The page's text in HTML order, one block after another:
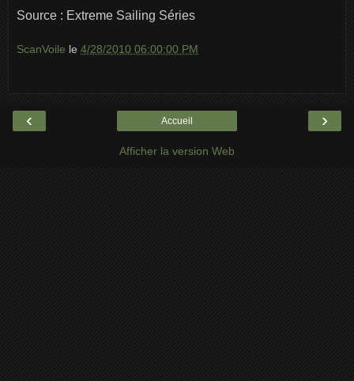
Source : Extreme Sailing Séries
ScanVoile le 4/28/2010 06:00:00 PM
‹ ›
Accueil
Afficher la version Web